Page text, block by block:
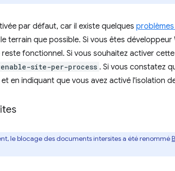
par défaut, car il existe quelques
terrain que possible. Si vous êtes développeur
fonctionnel. Si vous souhaitez activer
site-per-process . Si vous constatez
et en indiquant que vous avez activé l'isolation
le blocage des documents intersites a été renommé